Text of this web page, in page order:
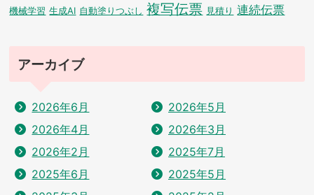
機械学習 生成AI 自動塗りつぶし 複写伝票 見積り 連続伝票
アーカイブ
2026年6月
2026年5月
2026年4月
2026年3月
2026年2月
2025年7月
2025年6月
2025年5月